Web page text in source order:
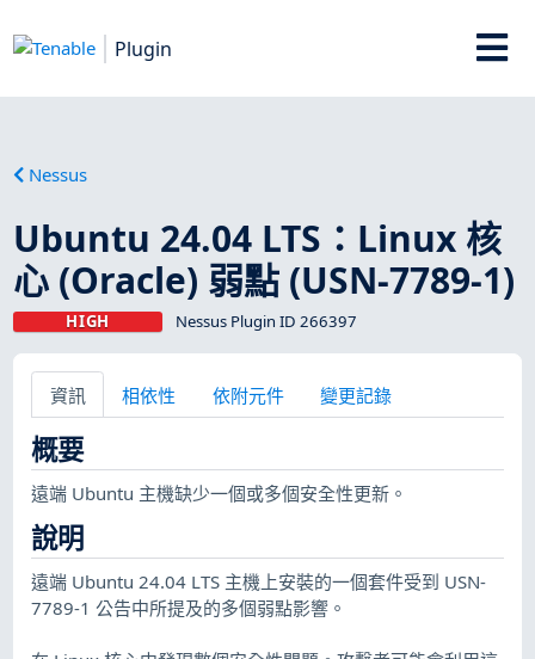
Plugin
Nessus
Ubuntu 24.04 LTS：Linux 核
心 (Oracle) 弱點 (USN-7789-1)
HIGH Nessus Plugin ID 266397
資訊 相依性 依附元件 變更記錄
概要
遠端 Ubuntu 主機缺少一個或多個安全性更新。
說明
遠端 Ubuntu 24.04 LTS 主機上安裝的一個套件受到 USN-
7789-1 公告中所提及的多個弱點影響。